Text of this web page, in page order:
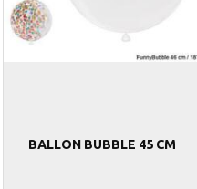
BALLON BUBBLE 45 CM